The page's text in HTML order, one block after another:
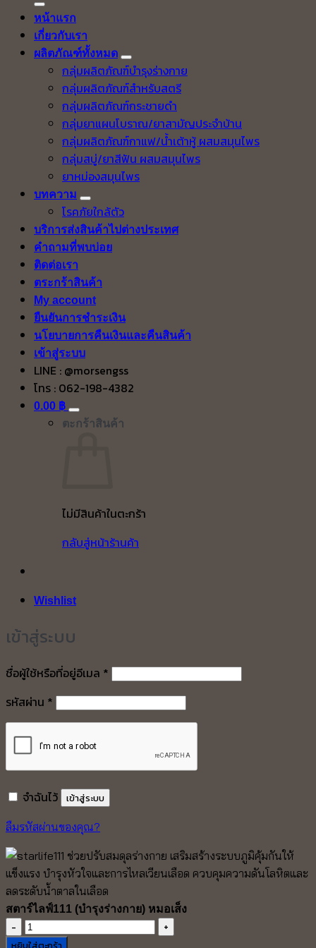
หน้าแรก
เกี่ยวกับเรา
ผลิตภัณฑ์ทั้งหมด
กลุ่มผลิตภัณฑ์บำรุงร่างกาย
กลุ่มผลิตภัณฑ์สำหรับสตรี
กลุ่มผลิตภัณฑ์กระชายดำ
กลุ่มยาแผนโบราณ/ยาสามัญประจำบ้าน
กลุ่มผลิตภัณฑ์กาแฟ/น้ำเต้าหู้ ผสมสมุนไพร
กลุ่มสบู่/ยาสีฟัน ผสมสมุนไพร
ยาหม่องสมุนไพร
บทความ
โรคภัยใกล้ตัว
บริการส่งสินค้าไปต่างประเทศ
คำถามที่พบบ่อย
ติดต่อเรา
ตระกร้าสินค้า
My account
ยืนยันการชำระเงิน
นโยบายการคืนเงินและคืนสินค้า
เข้าสู่ระบบ
LINE : @morsengss
โทร : 062-198-4382
0.00 ฿
ตะกร้าสินค้า
ไม่มีสินค้าในตะกร้า
กลับสู่หน้าร้านค้า
Wishlist
เข้าสู่ระบบ
ชื่อผู้ใช้หรือที่อยู่อีเมล * ต้องการ
รหัสผ่าน * ต้องการ
จำฉันไว้ เข้าสู่ระบบ
ลืมรหัสผ่านของคุณ?
สตาร์ไลฟ์111 (บำรุงร่างกาย) หมอเส็ง
จำนวน
ส
หยิบใส่ตะกร้า